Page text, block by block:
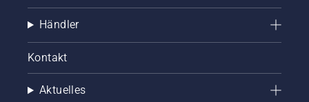
Händler
Kontakt
Aktuelles